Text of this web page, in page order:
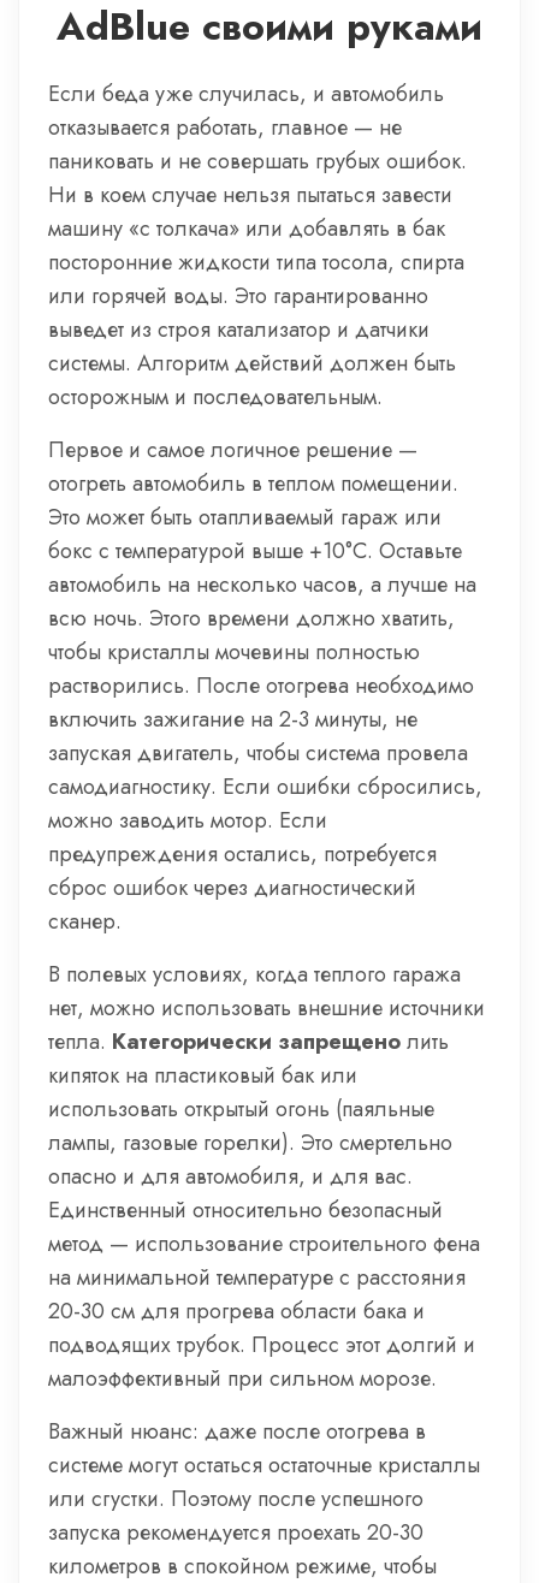
AdBlue своими руками
Если беда уже случилась, и автомобиль
отказывается работать, главное — не
паниковать и не совершать грубых ошибок.
Ни в коем случае нельзя пытаться завести
машину «с толкача» или добавлять в бак
посторонние жидкости типа тосола, спирта
или горячей воды. Это гарантированно
выведет из строя катализатор и датчики
системы. Алгоритм действий должен быть
осторожным и последовательным.
Первое и самое логичное решение —
отогреть автомобиль в теплом помещении.
Это может быть отапливаемый гараж или
бокс с температурой выше +10°C. Оставьте
автомобиль на несколько часов, а лучше на
всю ночь. Этого времени должно хватить,
чтобы кристаллы мочевины полностью
растворились. После отогрева необходимо
включить зажигание на 2-3 минуты, не
запуская двигатель, чтобы система провела
самодиагностику. Если ошибки сбросились,
можно заводить мотор. Если
предупреждения остались, потребуется
сброс ошибок через диагностический
сканер.
В полевых условиях, когда теплого гаража
нет, можно использовать внешние источники
тепла. Категорически запрещенолить
кипяток на пластиковый бак или
использовать открытый огонь (паяльные
лампы, газовые горелки). Это смертельно
опасно и для автомобиля, и для вас.
Единственный относительно безопасный
метод — использование строительного фена
на минимальной температуре с расстояния
20-30 см для прогрева области бака и
подводящих трубок. Процесс этот долгий и
малоэффективный при сильном морозе.
Важный нюанс: даже после отогрева в
системе могут остаться остаточные кристаллы
или сгустки. Поэтому после успешного
запуска рекомендуется проехать 20-30
километров в спокойном режиме, чтобы